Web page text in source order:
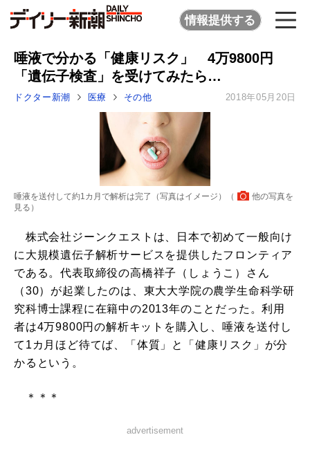
情報提供する
唾液で分かる「健康リスク」 4万9800円
「遺伝子検査」を受けてみたら…
ドクター新潮 医療 その他 2018年05月20日
唾液を送付して約1カ月で解析は完了（写真はイメージ）（
他の写真を
見る ）
株式会社ジーンクエストは、日本で初めて一般向け
に大規模遺伝子解析サービスを提供したフロンティア
である。代表取締役の高橋祥子（しょうこ）さん
（30）が起業したのは、東大大学院の農学生命科学研
究科博士課程に在籍中の2013年のことだった。利用
者は4万9800円の解析キットを購入し、唾液を送付し
て1カ月ほど待てば、「体質」と「健康リスク」が分
かるという。
＊＊＊
advertisement